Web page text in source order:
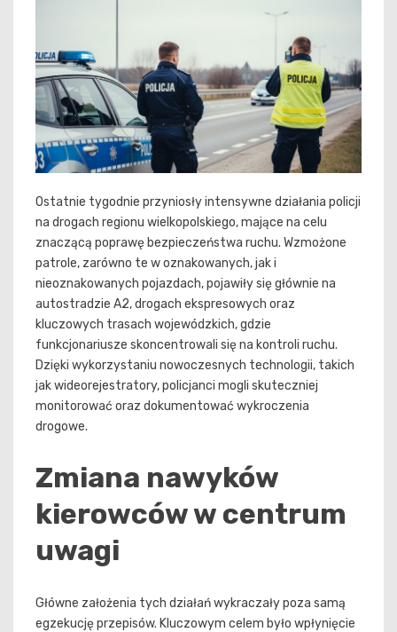
Ostatnie tygodnie przyniosły intensywne działania policji
na drogach regionu wielkopolskiego, mające na celu
znaczącą poprawę bezpieczeństwa ruchu. Wzmożone
patrole, zarówno te w oznakowanych, jak i
nieoznakowanych pojazdach, pojawiły się głównie na
autostradzie A2, drogach ekspresowych oraz
kluczowych trasach wojewódzkich, gdzie
funkcjonariusze skoncentrowali się na kontroli ruchu.
Dzięki wykorzystaniu nowoczesnych technologii, takich
jak wideorejestratory, policjanci mogli skuteczniej
monitorować oraz dokumentować wykroczenia
drogowe.
Zmiana nawyków
kierowców w centrum
uwagi
Główne założenia tych działań wykraczały poza samą
egzekucję przepisów. Kluczowym celem było wpłynięcie